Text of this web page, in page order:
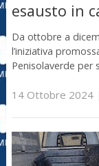
esausto in
Da ottobre a
l’iniziativa
Penisolaverde per
14 Ottobre 2024|